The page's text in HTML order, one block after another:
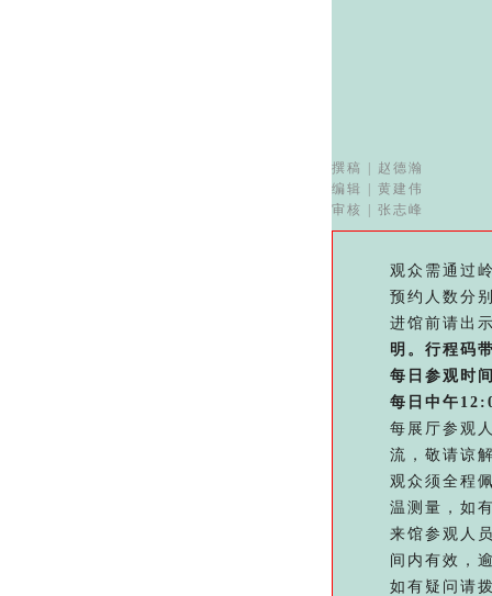
撰稿 | 赵德瀚
编辑 | 黄建伟
审核 | 张志峰
观众需通过
预约人数分
进馆前请出
明。 行程码
每日参观时
每日中午
每展厅参观
流，敬请谅
观众须全程
温测量，如
来馆参观人
间内有效，
如有疑问请